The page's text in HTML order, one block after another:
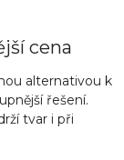
cena
alternativou k
řešení.
tvar i při